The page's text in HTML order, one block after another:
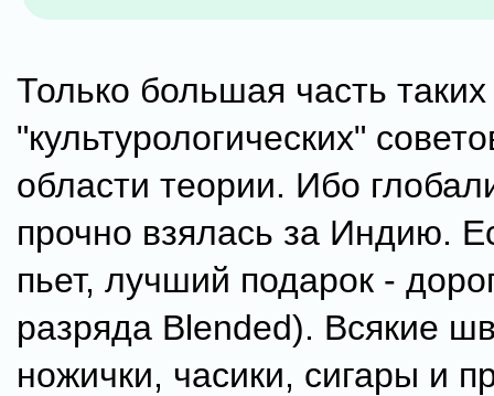
Только большая часть таких
"культурологических"
области теории. Ибо
прочно взялась за Индию.
пьет, лучший подарок -
разряда Blended). Всякие
ножички, часики, сигары и